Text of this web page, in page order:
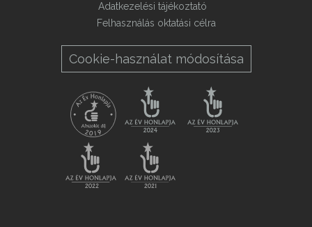
Adatkezelési tájékoztató
Felhasználás oktatási célra
Cookie-használat módosítása